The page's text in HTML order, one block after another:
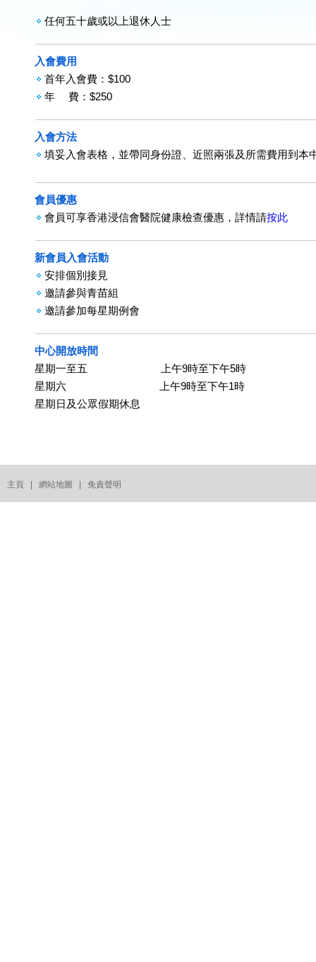
任何五十歲或以上退休人士
入會費用
首年入會費：$100
年 費：$250
入會方法
填妥入會表格，並帶同身份證、近照兩張及所需費用到本
會員優惠
會員可享香港浸信會醫院健康檢查優惠，詳情請按此
新會員入會活動
安排個別接見
邀請參與青苗組
邀請參加每星期例會
中心開放時間
星期一至五 上午9時至下午5時
星期六 上午9時至下午1時
星期日及公眾假期休息
主頁 網站地圖 免責聲明